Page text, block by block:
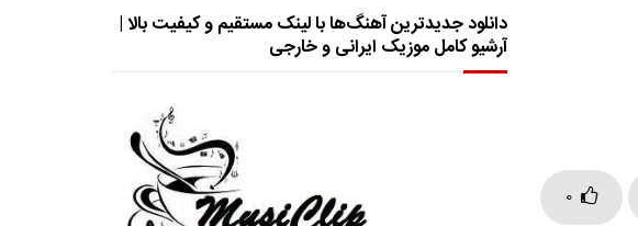
0
دانلود جدیدترین آهنگ‌ها با لینک مستقیم و کیفیت بالا |
آرشیو کامل موزیک ایرانی و خارجی